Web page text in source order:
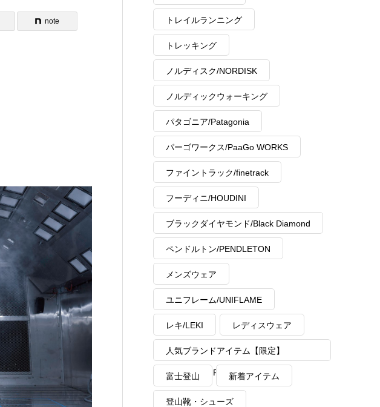
note トレイルランニング
トレッキング
ノルディスク/NORDISK
ノルディックウォーキング
パタゴニア/Patagonia
パーゴワークス/PaaGo WORKS
ファイントラック/finetrack
フーディニ/HOUDINI
ブラックダイヤモンド/Black Diamond
ペンドルトン/PENDLETON
メンズウェア
ユニフレーム/UNIFLAME
レキ/LEKI レディスウェア
人気ブランドアイテム【限定】
MAX40%OFF
富士登山 新着アイテム
登山靴・シューズ